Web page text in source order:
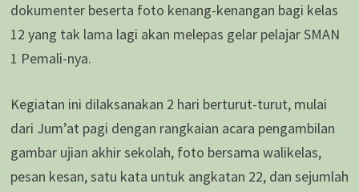
dokumenter beserta foto kenang-kenangan bagi kelas
12 yang tak lama lagi akan melepas gelar pelajar SMAN
1 Pemali-nya.
Kegiatan ini dilaksanakan 2 hari berturut-turut, mulai
dari Jum’at pagi dengan rangkaian acara pengambilan
gambar ujian akhir sekolah, foto bersama walikelas,
pesan kesan, satu kata untuk angkatan 22, dan sejumlah